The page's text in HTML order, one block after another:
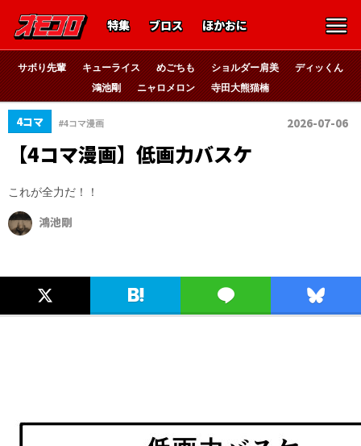
特集 ブロス ほかおに
サボり先輩 キューライス めごちも ショルダー肩美
ディッくん
鴻池剛
ニャロメロン 寺田大熊猫楠
4コマ #4コマ漫画 2026-07-06
【4コマ漫画】低画力バスケ
これが全力だ！！
鴻池剛